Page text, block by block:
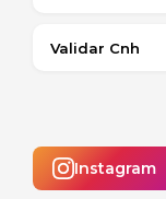
Validar Cnh
Instagram